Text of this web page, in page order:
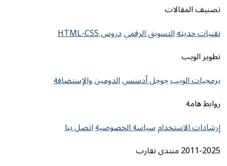
التسويق الرقميدروس HTML-CSS
جوجل أدسنسالدومين والإستضافة
سياسة الخصوصيةاتصل بنا